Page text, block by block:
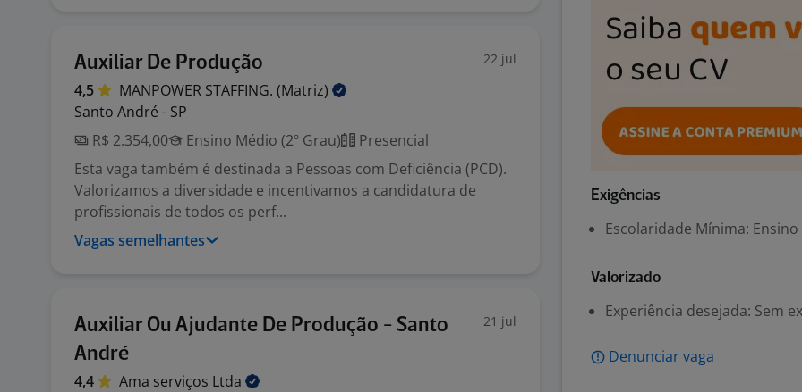
Auxiliar De Produção 22 jul
4,5 MANPOWER STAFFING. (Matriz)
Santo André - SP
R$ 2.354,00
Ensino Médio (2º Grau)
Presencial
Esta vaga também é destinada a Pessoas com Deficiência (PCD).
Valorizamos a diversidade e incentivamos a candidatura de
profissionais de todos os perf...
Vagas semelhantes
Auxiliar Ou Ajudante De Produção - Santo
André
21 jul
4,4 Ama serviços Ltda
Exigências
Escolaridade Mínima:
Valorizado
Experiência desejada: Sem
Denunciar vaga